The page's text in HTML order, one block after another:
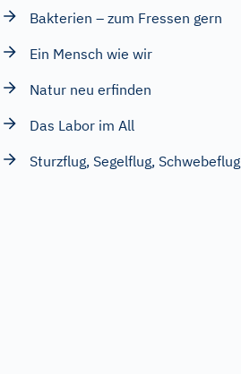
Bakterien – zum Fressen gern
Ein Mensch wie wir
Natur neu erfinden
Das Labor im All
Sturzflug, Segelflug, Schwebeflug